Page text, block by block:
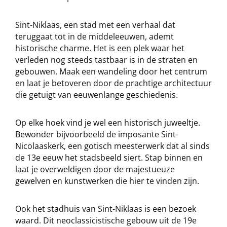
Sint-Niklaas, een stad met een verhaal dat
teruggaat tot in de middeleeuwen, ademt
historische charme. Het is een plek waar het
verleden nog steeds tastbaar is in de straten en
gebouwen. Maak een wandeling door het centrum
en laat je betoveren door de prachtige architectuur
die getuigt van eeuwenlange geschiedenis.
Op elke hoek vind je wel een historisch juweeltje.
Bewonder bijvoorbeeld de imposante Sint-
Nicolaaskerk, een gotisch meesterwerk dat al sinds
de 13e eeuw het stadsbeeld siert. Stap binnen en
laat je overweldigen door de majestueuze
gewelven en kunstwerken die hier te vinden zijn.
Ook het stadhuis van Sint-Niklaas is een bezoek
waard. Dit neoclassicistische gebouw uit de 19e